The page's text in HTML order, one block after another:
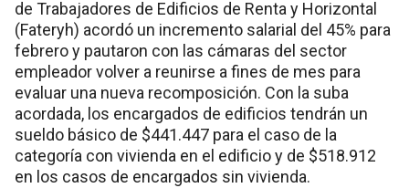
de Trabajadores de Edificios de Renta y Horizontal
(Fateryh) acordó un incremento salarial del 45% para
febrero y pautaron con las cámaras del sector
empleador volver a reunirse a fines de mes para
evaluar una nueva recomposición. Con la suba
acordada, los encargados de edificios tendrán un
sueldo básico de $441.447 para el caso de la
categoría con vivienda en el edificio y de $518.912
en los casos de encargados sin vivienda.